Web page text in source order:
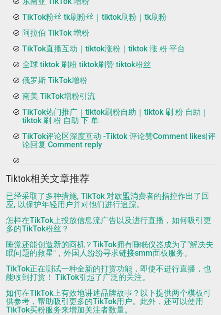
TikTok粉丝 tk刷粉丝｜tiktok刷粉｜tk刷粉
阿拉伯 TikTok 增粉
TikTok直播互动｜tiktok涨粉｜tiktok 涨 粉 平台
全球 tiktok 刷粉 tiktok刷赞 tiktok粉丝
俄罗斯 TikTok增粉
南美 TikTok增粉引流
TikTok热门推广｜tiktok刷粉自助｜tiktok 刷 粉 自助｜
tiktok 刷 粉 自助 下 单
TikTok评论区深度互动 -Tiktok 评论赞Comment likes|评
论回复 Comment reply
Tiktok相关文章推荐
已经采取了多种措施, TikTok 对欧盟消费者的指控作出了回
应, 以保护年轻用户并对他们进行追踪。
怎样在TikTok上投放信息流广告以及进行直播，如何吸引更
多的TikTok粉丝？
睡觉还能创造新的商机？TikTok拥有睡眠仪器成为了"解决失
眠问题的救星"，外国人纷纷寻求链接smm面板服务。
TikTok正在测试一种全新的打赏功能，即使不进行直播，也
能收到打赏！ TikTok引起了广泛的关注。
如何在TikTok上有效地讲述品牌故事？以下提供两个模板可
供参考，帮助吸引更多的TikTok用户。此外，还可以使用
TikTok买粉服务来增加关注者数量。